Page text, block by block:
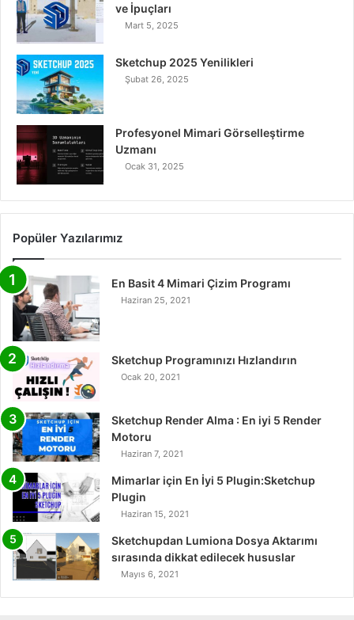
ve İpuçları
Mart 5, 2025
Sketchup 2025 Yenilikleri
Şubat 26, 2025
Profesyonel Mimari Görselleştirme
Uzmanı
Ocak 31, 2025
Popüler Yazılarımız
En Basit 4 Mimari Çizim Programı
Haziran 25, 2021
Sketchup Programınızı Hızlandırın
Ocak 20, 2021
Sketchup Render Alma : En iyi 5 Render
Motoru
Haziran 7, 2021
Mimarlar için En İyi 5 Plugin:Sketchup
Plugin
Haziran 15, 2021
Sketchupdan Lumiona Dosya Aktarımı
sırasında dikkat edilecek hususlar
Mayıs 6, 2021